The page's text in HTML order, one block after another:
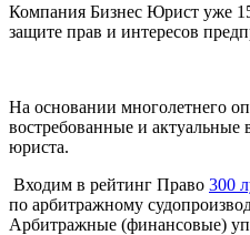
Компания Бизнес Юрист уже
защите прав и интересов
На основании многолетнего
востребованные и
юриста.
Входим в рейтинг Право 300
по арбитражному
Арбитражные (финансовые)